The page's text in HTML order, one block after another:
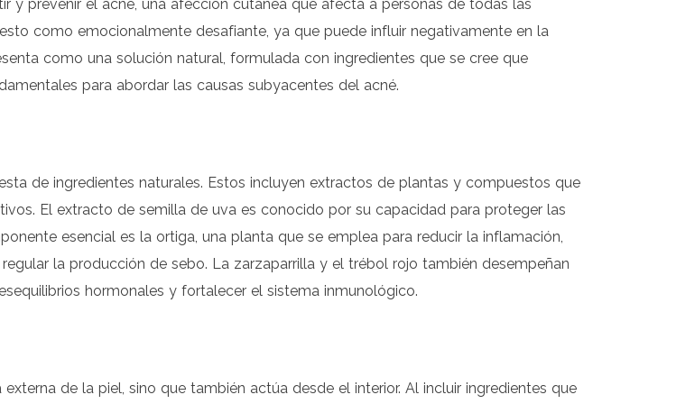
y prevenir el acné, una afección cutánea que afecta a personas de todas las
como emocionalmente desafiante, ya que puede influir negativamente en la
como una solución natural, formulada con ingredientes que se cree que
para abordar las causas subyacentes del acné.
de ingredientes naturales. Estos incluyen extractos de plantas y compuestos que
El extracto de semilla de uva es conocido por su capacidad para proteger las
esencial es la ortiga, una planta que se emplea para reducir la inflamación,
la producción de sebo. La zarzaparrilla y el trébol rojo también desempeñan
hormonales y fortalecer el sistema inmunológico.
de la piel, sino que también actúa desde el interior. Al incluir ingredientes que